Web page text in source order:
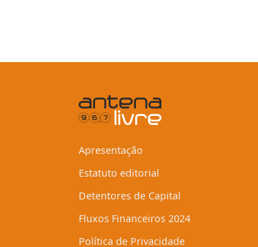
Apresentação
Estatuto editorial
Detentores de Capital
Fluxos Financeiros 2024
Política de Privacidade